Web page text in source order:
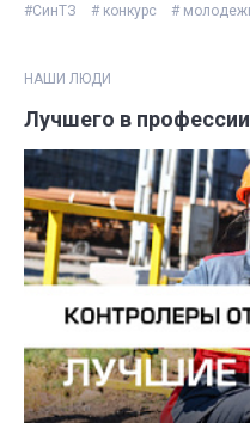
#СинТЗ # конкурс #
НАШИ ЛЮДИ
Лучшего в